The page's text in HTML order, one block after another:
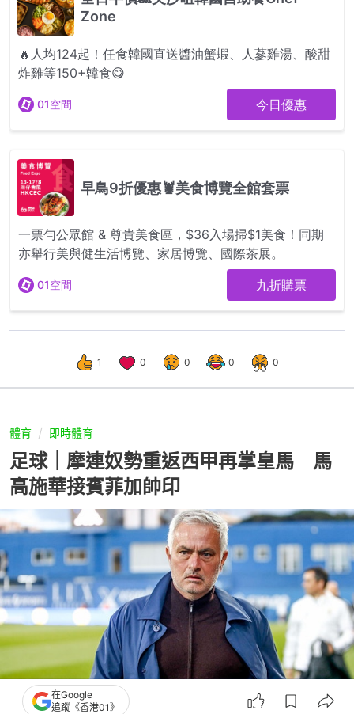
1 0 0 0 0
體育 即時體育
足球｜摩連奴勢重返西甲再掌皇馬 馬
高施華接賓菲加帥印
在Google
追蹤《香港01》